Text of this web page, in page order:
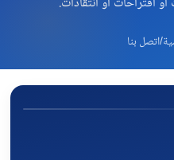
/اتصل بنا